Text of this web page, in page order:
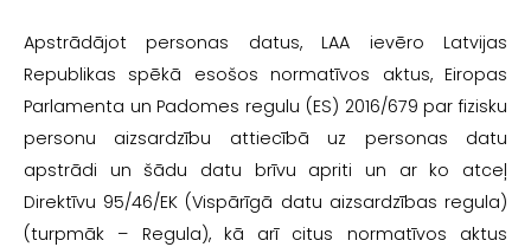
Apstrādājot personas datus, LAA ievēro Latvijas
Republikas spēkā esošos normatīvos aktus, Eiropas
Parlamenta un Padomes regulu (ES) 2016/679 par fizisku
personu aizsardzību attiecībā uz personas datu
apstrādi un šādu datu brīvu apriti un ar ko atceļ
Direktīvu 95/46/EK (Vispārīgā datu aizsardzības regula)
(turpmāk – Regula), kā arī citus normatīvos aktus